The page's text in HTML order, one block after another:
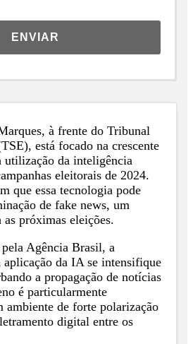
ENVIAR
à frente do Tribunal
está focado na crescente
utilização da inteligência
eleitorais de 2024.
que essa tecnologia pode
de fake news, um
próximas eleições.
Agência Brasil, a
aplicação da IA se intensifique
a propagação de notícias
é particularmente
ambiente de forte polarização
digital entre os